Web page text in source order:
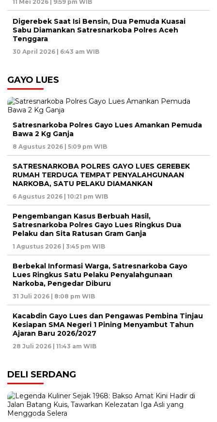
11 Mei 2026 | 9:59 pm WIB
Digerebek Saat Isi Bensin, Dua Pemuda Kuasai
Sabu Diamankan Satresnarkoba Polres Aceh
Tenggara
30 April 2026 | 6:43 am WIB
GAYO LUES
Satresnarkoba Polres Gayo Lues Amankan Pemuda
Bawa 2 Kg Ganja
8 Agustus 2026 | 5:09 pm WIB
SATRESNARKOBA POLRES GAYO LUES GEREBEK
RUMAH TERDUGA TEMPAT PENYALAHGUNAAN
NARKOBA, SATU PELAKU DIAMANKAN
6 Agustus 2026 | 10:21 pm WIB
Pengembangan Kasus Berbuah Hasil,
Satresnarkoba Polres Gayo Lues Ringkus Dua
Pelaku dan Sita Ratusan Gram Ganja
1 Agustus 2026 | 3:45 pm WIB
Berbekal Informasi Warga, Satresnarkoba Gayo
Lues Ringkus Satu Pelaku Penyalahgunaan
Narkoba, Pengedar Diburu
31 Juli 2026 | 8:08 pm WIB
Kacabdin Gayo Lues dan Pengawas Pembina Tinjau
Kesiapan SMA Negeri 1 Pining Menyambut Tahun
Ajaran Baru 2026/2027
28 Juli 2026 | 11:43 am WIB
DELI SERDANG